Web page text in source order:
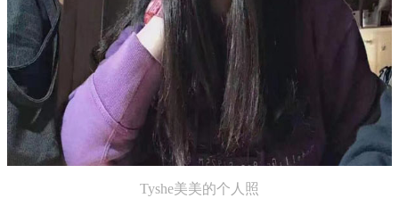
Tyshe美美的个人照